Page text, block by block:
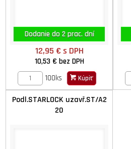
Dodanie do 2 prac. dní
12,95 € s DPH
10,53 € bez DPH
100ks
Kúpiť
Podl.STARLOCK uzavř.ST/A2
20